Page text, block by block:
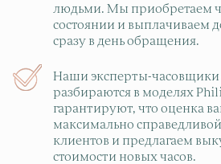
людьми. Мы приобретаем
состоянии и выплачиваем
сразу в день обращения.
Наши эксперты-часовщики
разбираются в моделях
гарантируют, что оценка
максимально
клиентов и предлагаем
стоимости новых часов.